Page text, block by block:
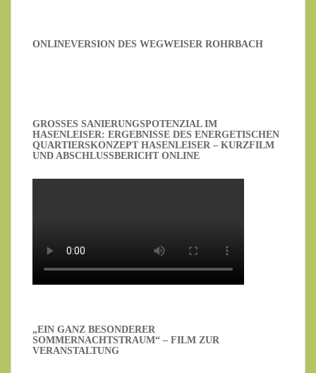
ONLINEVERSION DES WEGWEISER ROHRBACH
GROSSES SANIERUNGSPOTENZIAL IM H
ASENLEISER: ERGEBNISSE DES ENERGETISCHEN Q
UARTIERSKONZEPT HASENLEISER – KURZFILM U
ND ABSCHLUSSBERICHT ONLINE
„EIN GANZ BESONDERER
SOMMERNACHTSTRAUM“ – FILM ZUR
VERANSTALTUNG